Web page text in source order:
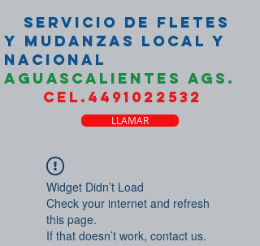
SERVICIO DE FLETES
Y MUDANZAS LOCAL Y
NACIONAL
AGUASCALIENTES AGS.
CEL.4491022532
LLAMAR
Widget Didn’t Load
Check your internet and refresh
this page.
If that doesn’t work, contact us.